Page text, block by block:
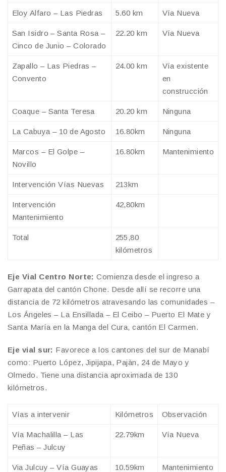
Eloy Alfaro – Las Piedras 5.60 km Vía Nueva
San Isidro – Santa Rosa –
Cinco de Junio – Colorado
22.20 km Vía Nueva
Zapallo – Las Piedras –
Convento
24.00 km
Vía existente
en
construcción
Coaque – Santa Teresa 20.20 km Ninguna
La Cabuya – 10 de Agosto 16.80km Ninguna
Marcos – El Golpe –
Novillo
16.80km Mantenimiento
Intervención Vías Nuevas 213km
Intervención
Mantenimiento
42,80km
Total
255,80
kilómetros
Eje Vial Centro Norte: Comienza desde el ingreso a
Garrapata del cantón Chone. Desde allí se recorre una
distancia de 72 kilómetros atravesando las comunidades –
Los Ángeles – La Ensillada – El Ceibo – Puerto El Mate y
Santa María en la Manga del Cura, cantón El Carmen.
Eje vial sur: Favorece a los cantones del sur de Manabí
como: Puerto López, Jipijapa, Pajàn, 24 de Mayo y
Olmedo. Tiene una distancia aproximada de 130
kilómetros.
Vías a intervenir Kilómetros Observación
Vía Machalilla – Las
Peñas – Julcuy
22.79km Vía Nueva
Via Julcuy – Vía Guayas 10.59km Mantenimiento